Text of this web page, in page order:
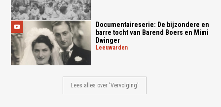
Documentaireserie: De bijzondere en
barre tocht van Barend Boers en Mimi
Dwinger
leeuwarden
Lees alles over 'Vervolging'